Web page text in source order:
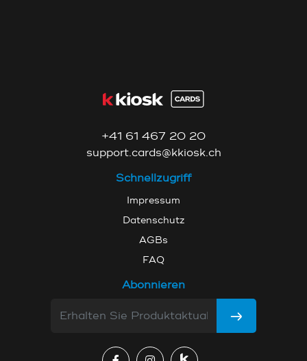
+41 61 467 20 20
support.cards@kkiosk.ch
Schnellzugriff
Impressum
Datenschutz
AGBs
FAQ
Abonnieren